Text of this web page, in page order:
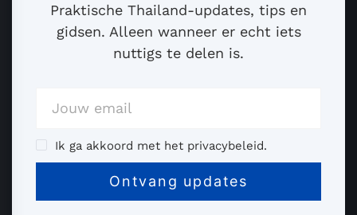
Praktische Thailand-updates, tips en
gidsen. Alleen wanneer er echt iets
nuttigs te delen is.
Ik ga akkoord met het privacybeleid.